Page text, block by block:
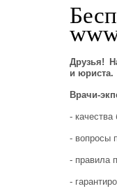
Друзья!
и юриста.
Врачи-
-
- вопросы
- правила
-